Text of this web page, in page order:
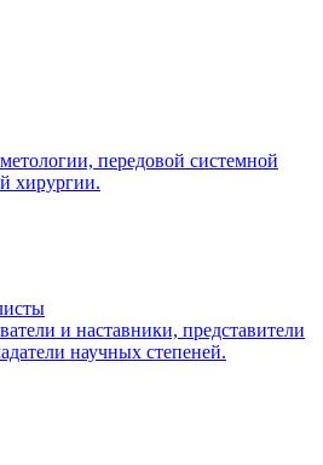
передовой системной
хирургии.
и наставники, представители
научных степеней.